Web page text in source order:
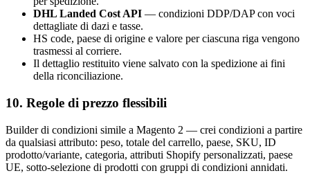
DHL Landed Cost API — condizioni DDP/DAP con voci
dettagliate di dazi e tasse.
HS code, paese di origine e valore per ciascuna riga vengono
trasmessi al corriere.
Il dettaglio restituito viene salvato con la spedizione ai fini
della riconciliazione.
10. Regole di prezzo flessibili
Builder di condizioni simile a Magento 2 — crei condizioni a partire
da qualsiasi attributo: peso, totale del carrello, paese, SKU, ID
prodotto/variante, categoria, attributi Shopify personalizzati, paese
UE, sotto-selezione di prodotti con gruppi di condizioni annidati.